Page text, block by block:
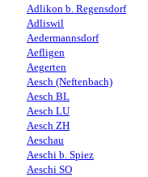
Adlikon b. Regensdorf
Adliswil
Aedermannsdorf
Aefligen
Aegerten
Aesch (Neftenbach)
Aesch BL
Aesch LU
Aesch ZH
Aeschau
Aeschi b. Spiez
Aeschi SO